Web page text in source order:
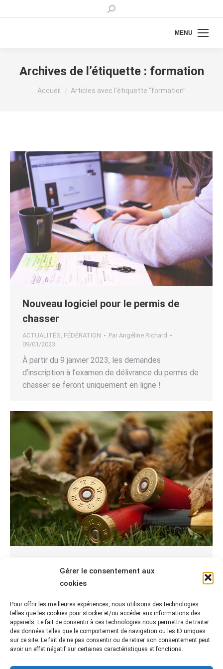
Gérer le consentement aux
cookies
Pour offrir les meilleures expériences, nous utilisons des technologies
telles que les cookies pour stocker et/ou accéder aux informations des
appareils. Le fait de consentir à ces technologies nous permettra de traiter
des données telles que le comportement de navigation ou les ID uniques
sur ce site. Le fait de ne pas consentir ou de retirer son consentement peut
avoir un effet négatif sur certaines caractéristiques et fonctions.
Recherche
MENU
Archives de l’étiquette : formation
Vous êtes ici :
Accueil Articles avec l’étiquette "formation"
Nouveau logiciel pour le permis de
chasser
ACTUALITÉS, FÉDÉRATION Par Angéline Richard
09/01/2023
À partir du 9 janvier 2023, les demandes
d’inscription à l’examen de délivrance du permis de
chasser se feront uniquement en ligne !
, CHASSE
que la sécurité en matière de chasse est une
préoccupation importante pour les chasseurs.